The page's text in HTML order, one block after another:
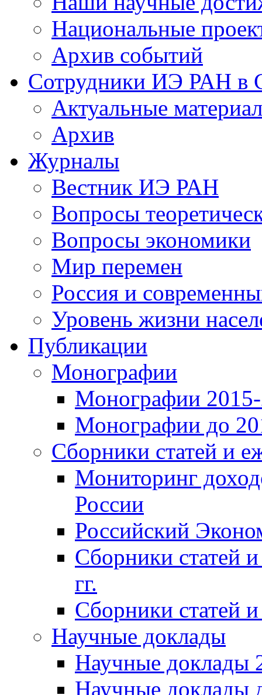
Национальные
Архив событий
Сотрудники ИЭ РАН
Актуальные
Архив
Журналы
Вестник ИЭ РАН
Вопросы
Вопросы экономики
Мир перемен
Россия и
Уровень жизни
Публикации
Монографии
Монографии 2015-
Монографии до
Сборники статей и
Мониторинг
России
Российский
Сборники статей
гг.
Сборники статей
Научные доклады
Научные доклады
Научные доклады